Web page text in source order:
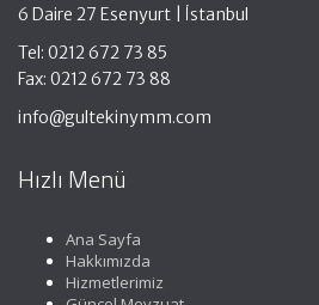
6 Daire 27 Esenyurt | İstanbul
Tel: 0212 672 73 85
Fax: 0212 672 73 88
info@gultekinymm.com
Hızlı Menü
Ana Sayfa
Hakkımızda
Hizmetlerimiz